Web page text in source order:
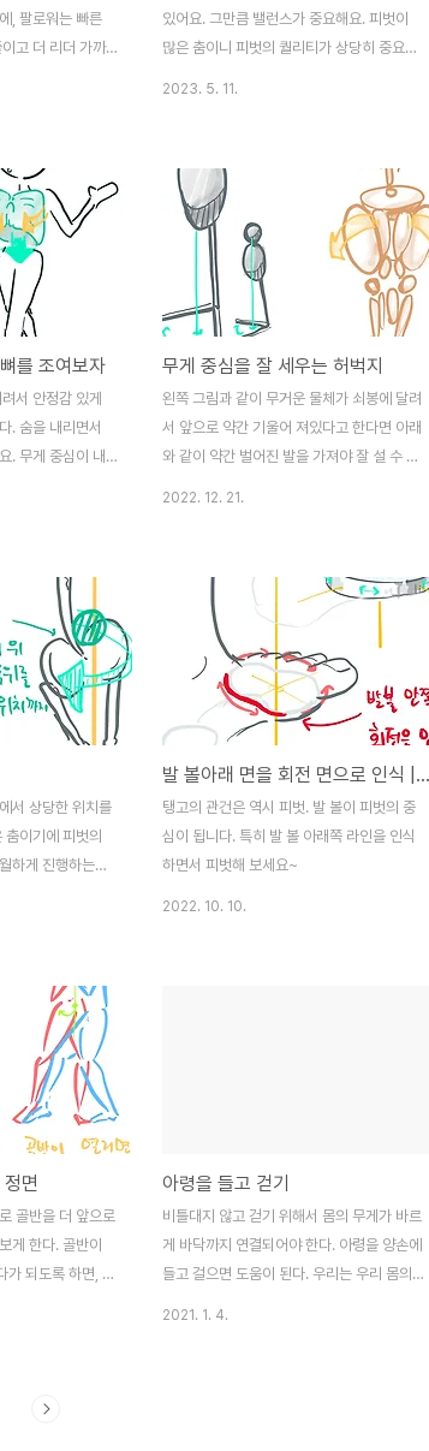
, 팔로워는 빠른
고 더 리더 가까
있어요. 그만큼 밸런스가 중요해요. 피벗이
많은 춤이니 피벗의 퀄리티가 상당히 중요합
고 그 위에 축을 올릴 수 있습니다.
2023. 5. 11.
를 조여보자
서 안정감 있게
. 숨을 내리면서
. 무게 중심이 내
무게 중심을 잘 세우는 허벅지
왼쪽 그림과 같이 무거운 물체가 쇠봉에 달려
서 앞으로 약간 기울어 져있다고 한다면 아래
와 같이 약간 벌어진 발을 가져야 잘 설 수 있
최대한 밖으로 말아내면 왼쪽 그림과 같은 효
과를 어느정도 얻을 수 있어요. 몸의 중심에
서 무게 라인이 양쪽으로 벌어지고, 고관절
구조도 좋아지면서 한결 안정적으로 서 있을
수 있습니다.
2022. 12. 21.
서 상당한 위치를
이기에 피벗의
하게 진행하는지
즐길 수 있습니다.
이로 하라! 입니다.
제 위치까지 못오
뼈 위 척추 부분이
, 의도적으로라도
용해서 피벗을 완성
발 볼아래 면을 회전 면으로 인식 | Pivot
탱고의 관건은 역시 피벗. 발 볼이 피벗의 중
심이 됩니다. 특히 발 볼 아래쪽 라인을 인식
하면서 피벗해 보세요~
2022. 10. 10.
면
골반을 더 앞으로
게 한다. 골반이
가 되도록 하면, 과
아령을 들고 걷기
비틀대지 않고 걷기 위해서 몸의 무게가 바르
게 바닥까지 연결되어야 한다. 아령을 양손에
들고 걸으면 도움이 된다. 우리는 우리 몸의
2021. 1. 4.